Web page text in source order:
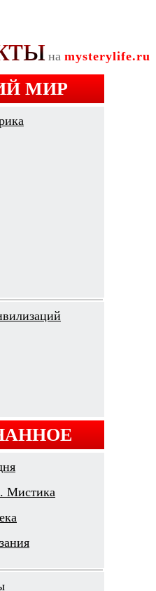
МИР
Мистика